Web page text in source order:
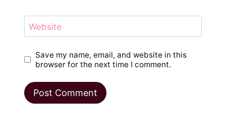
Website
Save my name, email, and website in this
browser for the next time I comment.